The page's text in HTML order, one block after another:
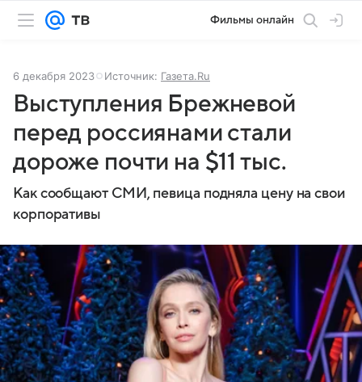
Фильмы онлайн
6 декабря 2023 Источник: Газета.Ru
Выступления Брежневой
перед россиянами стали
дороже почти на $11 тыс.
Как сообщают СМИ, певица подняла цену на свои
корпоративы